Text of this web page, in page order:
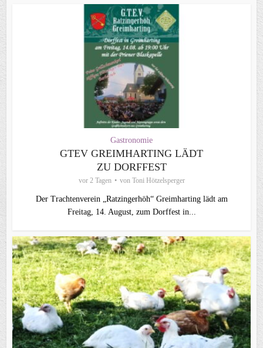
Gastronomie
GTEV GREIMHARTING LÄDT
ZU DORFFEST
vor 2 Tagen von Toni Hötzelsperger
Der Trachtenverein „Ratzingerhöh“ Greimharting lädt am
Freitag, 14. August, zum Dorffest in...